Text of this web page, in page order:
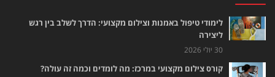
לימודי טיפול באמנות וצילום מקצועי: הדרך לשלב בין רגש
ליצירה
30 יולי 2026
קורס צילום מקצועי במרכז: מה לומדים וכמה זה עולה?